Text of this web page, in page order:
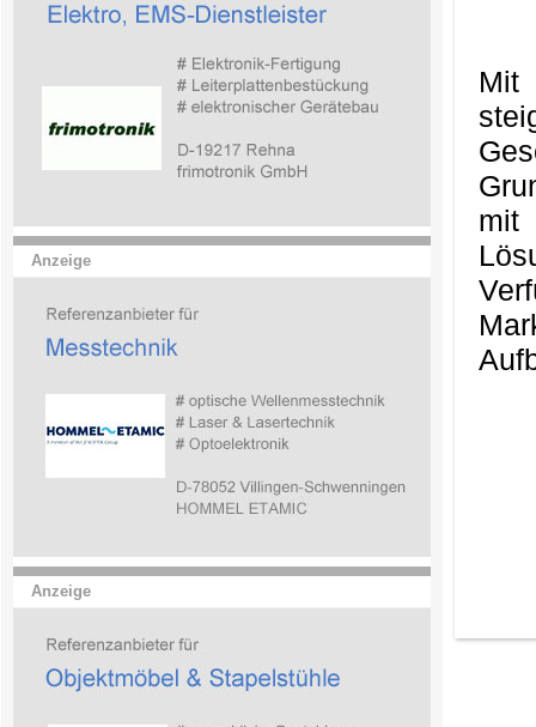
Anzeige
Anzeige
Mit
mit